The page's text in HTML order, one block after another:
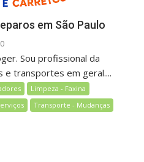
em São Paulo
0
Sou profissional da
e transportes em geral....
Limpeza - Faxina
Transporte - Mudanças